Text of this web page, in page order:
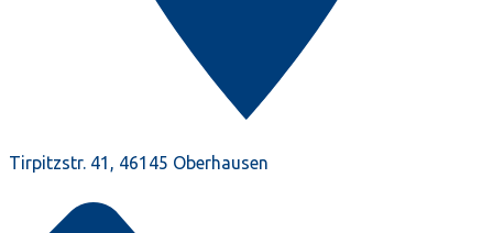
Tirpitzstr. 41, 46145 Oberhausen